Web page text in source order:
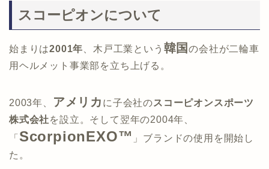
スコーピオンについて
始まりは2001年 、木戸工業という 韓国の会社が二輪車
用ヘルメット事業部を立ち上げる。
2003年、 アメリカ に子会社のスコーピオンスポーツ
株式会社を設立。そして翌年の2004年、
「 ScorpionEXO™ 」ブランドの使用を開始し
た。